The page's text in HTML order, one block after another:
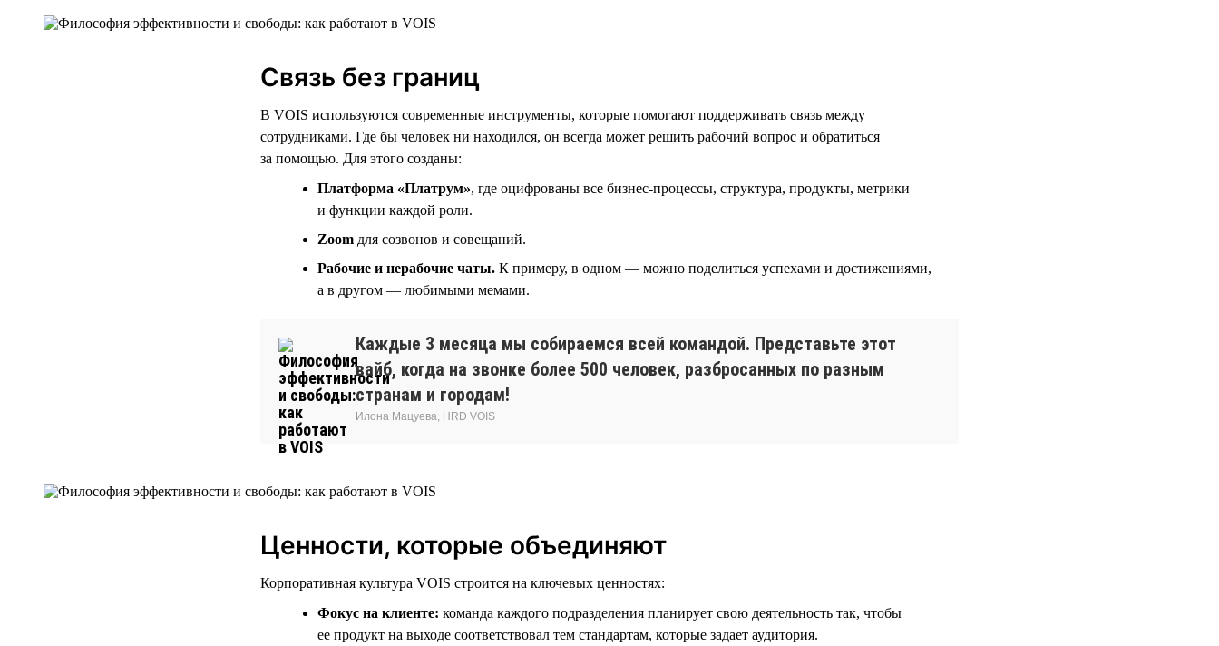
Связь без границ
В VOIS используются современные инструменты, которые помогают поддерживать связь между
сотрудниками. Где бы человек ни находился, он всегда может решить рабочий вопрос и обратиться
за помощью. Для этого созданы:
Платформа «Платрум», где оцифрованы все бизнес-процессы, структура, продукты, метрики
и функции каждой роли.
Zoom для созвонов и совещаний.
Рабочие и нерабочие чаты. К примеру, в одном — можно поделиться успехами и достижениями,
а в другом — любимыми мемами.
Каждые 3 месяца мы собираемся всей командой. Представьте этот
вайб, когда на звонке более 500 человек, разбросанных по разным
странам и городам!
Илона Мацуева, HRD VOIS
Ценности, которые объединяют
Корпоративная культура VOIS строится на ключевых ценностях:
Фокус на клиенте: команда каждого подразделения планирует свою деятельность так, чтобы
ее продукт на выходе соответствовал тем стандартам, которые задает аудитория.